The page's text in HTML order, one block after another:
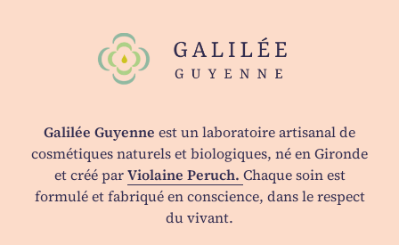
Accueil
Galilée Guyenne est un laboratoire artisanal de
cosmétiques naturels et biologiques, né en Gironde
et créé parViolaine Peruch. Chaque soin est
formulé et fabriqué en conscience, dans le respect
du vivant.